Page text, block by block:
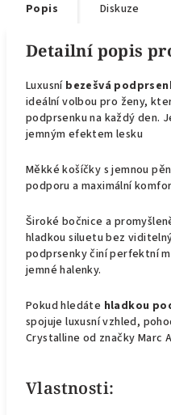
Popis Diskuze
Detailní popis
Luxusní bezešvá
ideální volbou pro ženy,
podprsenku na každý den.
jemným efektem lesku
Měkké košíčky s jemnou
podporu a maximální
Široké bočnice a
hladkou siluetu bez
podprsenky činí perfektní
jemné halenky.
Pokud hledáte hladkou
spojuje luxusní vzhled,
Crystalline od značky Marc
Vlastnosti: